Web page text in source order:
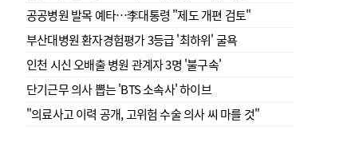
공공병원 발목 예타…李대통령 "제도 개편 검토"
부산대병원 환자경험평가 3등급 '최하위' 굴욕
인천 시신 오배출 병원 관계자 3명 '불구속'
단기근무 의사 뽑는 'BTS 소속사' 하이브
"의료사고 이력 공개, 고위험 수술 의사 씨 마를 것"